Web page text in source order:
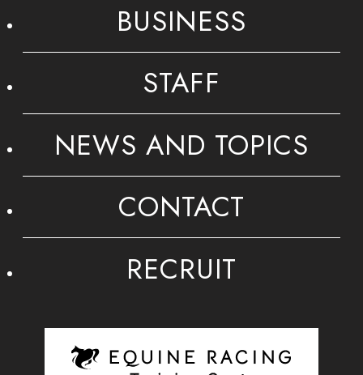
BUSINESS
STAFF
NEWS AND TOPICS
CONTACT
RECRUIT